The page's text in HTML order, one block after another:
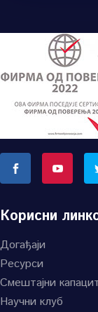
Корисни
Догађаји
Ресурси
Смештајни
Научни клуб